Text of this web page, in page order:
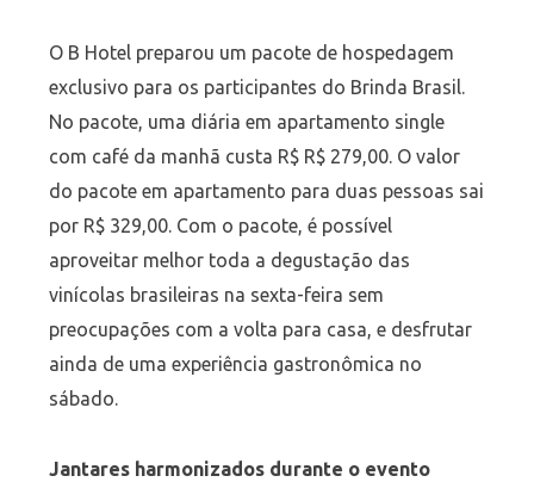
O B Hotel preparou um pacote de hospedagem
exclusivo para os participantes do Brinda Brasil.
No pacote, uma diária em apartamento single
com café da manhã custa R$ R$ 279,00. O valor
do pacote em apartamento para duas pessoas sai
por R$ 329,00. Com o pacote, é possível
aproveitar melhor toda a degustação das
vinícolas brasileiras na sexta-feira sem
preocupações com a volta para casa, e desfrutar
ainda de uma experiência gastronômica no
sábado.
Jantares harmonizados durante o evento